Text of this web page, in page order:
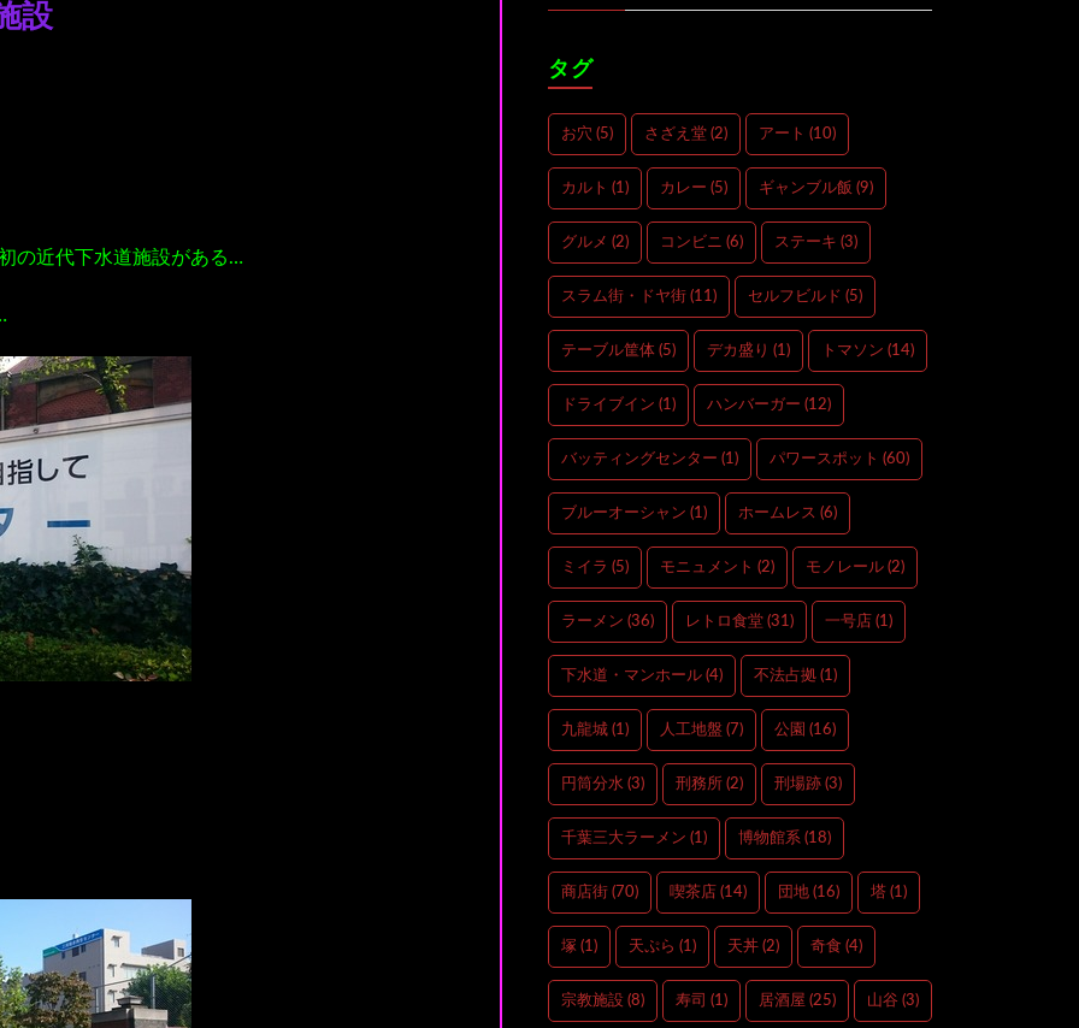
設
の近代下水道施設がある…
タグ
お穴 (5) さざえ堂 (2) アート (10)
カルト (1) カレー (5) ギャンブル飯 (9)
グルメ (2) コンビニ (6) ステーキ (3)
スラム街・ドヤ街 (11) セルフビルド (5)
テーブル筐体 (5) デカ盛り (1) トマソン (14)
ドライブイン (1) ハンバーガー (12)
バッティングセンター (1) パワースポット (60)
ブルーオーシャン (1) ホームレス (6)
ミイラ (5) モニュメント (2) モノレール (2)
ラーメン (36) レトロ食堂 (31) 一号店 (1)
下水道・マンホール (4) 不法占拠 (1)
九龍城 (1) 人工地盤 (7) 公園 (16)
円筒分水 (3) 刑務所 (2) 刑場跡 (3)
千葉三大ラーメン (1) 博物館系 (18)
商店街 (70) 喫茶店 (14) 団地 (16) 塔 (1)
塚 (1) 天ぷら (1) 天丼 (2) 奇食 (4)
宗教施設 (8) 寿司 (1) 居酒屋 (25) 山谷 (3)